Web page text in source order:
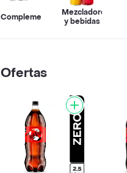
Complementos
Mezcladores
y bebidas
Ofertas